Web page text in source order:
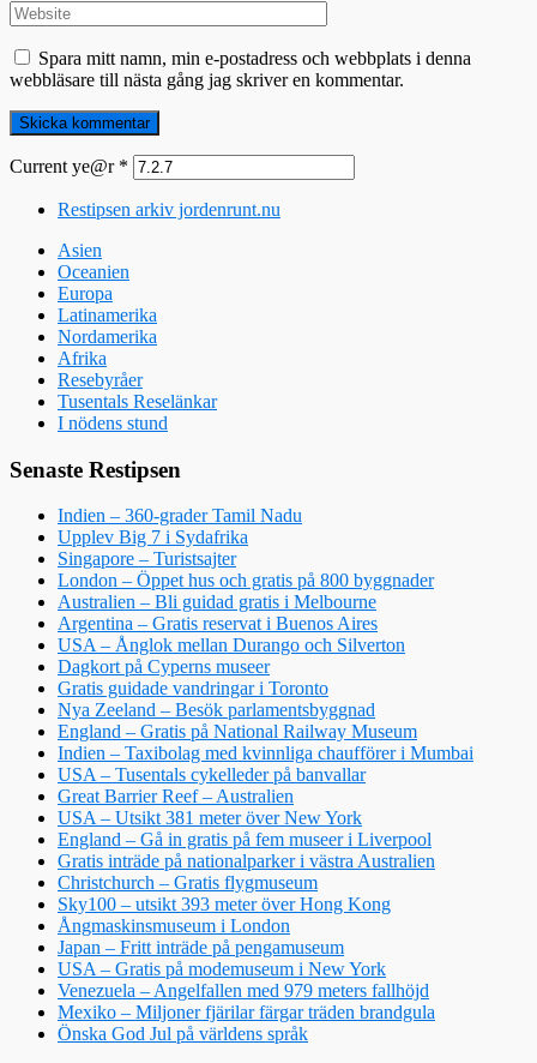
Spara mitt namn, min e-postadress och webbplats i denna
webbläsare till nästa gång jag skriver en kommentar.
Current ye@r *
Restipsen arkiv jordenrunt.nu
Asien
Oceanien
Europa
Latinamerika
Nordamerika
Afrika
Resebyråer
Tusentals Reselänkar
I nödens stund
Senaste Restipsen
Indien – 360-grader Tamil Nadu
Upplev Big 7 i Sydafrika
Singapore – Turistsajter
London – Öppet hus och gratis på 800 byggnader
Australien – Bli guidad gratis i Melbourne
Argentina – Gratis reservat i Buenos Aires
USA – Ånglok mellan Durango och Silverton
Dagkort på Cyperns museer
Gratis guidade vandringar i Toronto
Nya Zeeland – Besök parlamentsbyggnad
England – Gratis på National Railway Museum
Indien – Taxibolag med kvinnliga chaufförer i Mumbai
USA – Tusentals cykelleder på banvallar
Great Barrier Reef – Australien
USA – Utsikt 381 meter över New York
England – Gå in gratis på fem museer i Liverpool
Gratis inträde på nationalparker i västra Australien
Christchurch – Gratis flygmuseum
Sky100 – utsikt 393 meter över Hong Kong
Ångmaskinsmuseum i London
Japan – Fritt inträde på pengamuseum
USA – Gratis på modemuseum i New York
Venezuela – Angelfallen med 979 meters fallhöjd
Mexiko – Miljoner fjärilar färgar träden brandgula
Önska God Jul på världens språk